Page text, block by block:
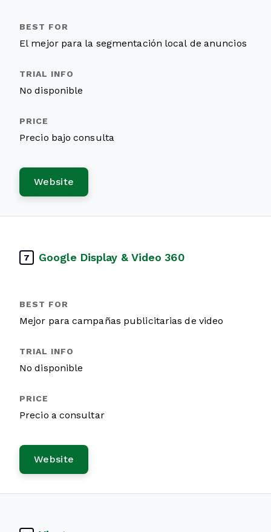
El mejor para la segmentación local de anuncios
No disponible
Precio bajo consulta
Website
7 Google Display & Video 360
Mejor para campañas publicitarias de video
No disponible
Precio a consultar
Website